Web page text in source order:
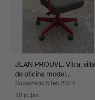
JEAN PROUVE. Vitra, silla
de oficina model…
Subastado 5 feb 2024
28 pujas